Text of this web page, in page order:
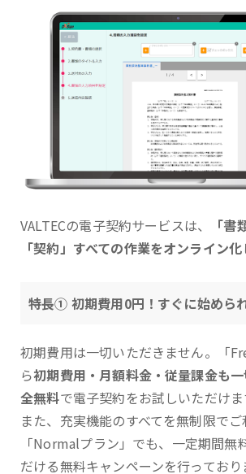
VALTECの電子契約サービスは、
「書
「契約」すべての作業をオンライン化
特長① 初期費用0円！すぐに始めら
初期費用は一切いただきません。「
ら初期費用・月額料金・従量課金も
全無料で電子契約をお試しいただけま
また、充実機能のすべてを無制限で
「Normalプラン」でも、一定期間無
だける無料キャンペーンを行ってお